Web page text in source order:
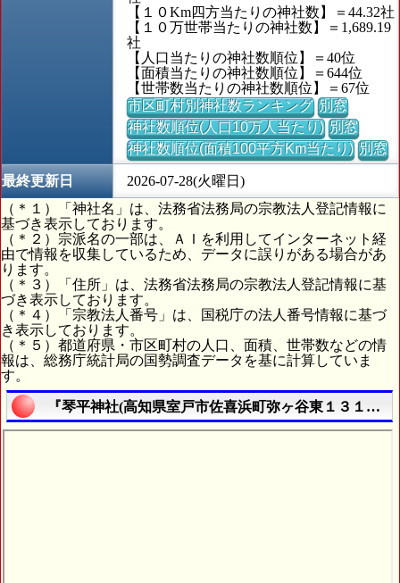
【１０Km四方当たりの神社数】＝44.32社
【１０万世帯当たりの神社数】＝1,689.19
社
【人口当たりの神社数順位】＝40位
【面積当たりの神社数順位】＝644位
【世帯数当たりの神社数順位】＝67位
市区町村別神社数ランキング 別窓
神社数順位(人口10万人当たり) 別窓
神社数順位(面積100平方Km当たり) 別窓
最終更新日
2026-07-28(火曜日)
（＊１）「神社名」は、法務省法務局の宗教法人登記情報に
基づき表示しております。
（＊２）宗派名の一部は、ＡＩを利用してインターネット経
由で情報を収集しているため、データに誤りがある場合があ
ります。
（＊３）「住所」は、法務省法務局の宗教法人登記情報に基
づき表示しております。
（＊４）「宗教法人番号」は、国税庁の法人番号情報に基づ
き表示しております。
（＊５）都道府県・市区町村の人口、面積、世帯数などの情
報は、総務庁統計局の国勢調査データを基に計算していま
す。
『琴平神社(高知県室戸市佐喜浜町弥ヶ谷東１３１２